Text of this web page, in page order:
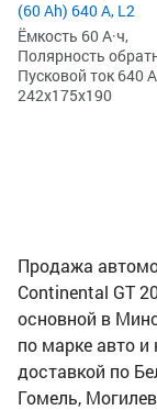
(60 Ah) 640 А, L2
Ёмкость 60 А·ч,
Полярность
Пусковой ток 640
242x175x190
Продажа
Continental GT
основной в
по марке авто и
доставкой по
Гомель,